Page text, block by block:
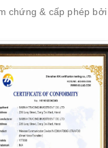
chứng & cấp phép